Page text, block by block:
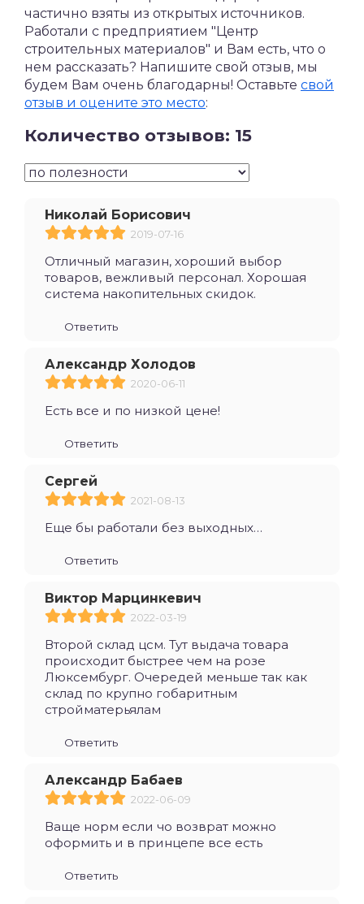
частично взяты из открытых источников.
Работали с предприятием "Центр
строительных материалов" и Вам есть, что о
нем рассказать? Напишите свой отзыв, мы
будем Вам очень благодарны! Оставьте свой
отзыв и оцените это место:
Количество отзывов: 15
Николай Борисович
2019-07-16
Отличный магазин, хороший выбор
товаров, вежливый персонал. Хорошая
система накопительных скидок.
Ответить
Александр Холодов
2020-06-11
Есть все и по низкой цене!
Ответить
Сергей
2021-08-13
Еще бы работали без выходных…
Ответить
Виктор Марцинкевич
2022-03-19
Второй склад цсм. Тут выдача товара
происходит быстрее чем на розе
Люксембург. Очередей меньше так как
склад по крупно гобаритным
стройматерьялам
Ответить
Александр Бабаев
2022-06-09
Ваще норм если чо возврат можно
оформить и в принцепе все есть
Ответить